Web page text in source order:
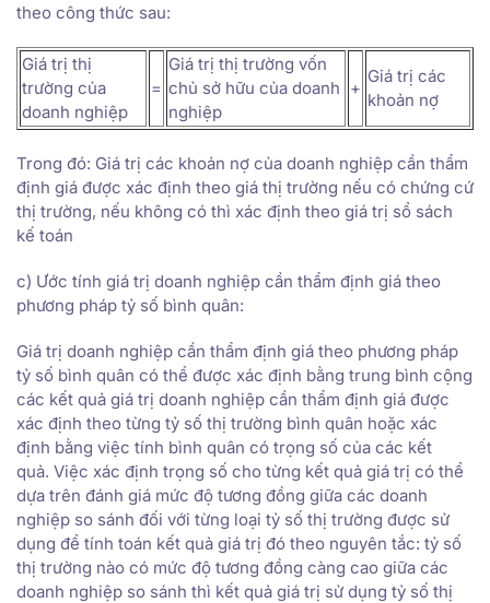
theo công thức sau:
Giá trị thị
trường của
doanh nghiệp
=
Giá trị thị trường vốn
chủ sở hữu của doanh
nghiệp
+
Giá trị các
khoản nợ
Trong đó: Giá trị các khoản nợ của doanh nghiệp cần thẩm
định giá được xác định theo giá thị trường nếu có chứng cứ
thị trường, nếu không có thì xác định theo giá trị sổ sách
kế toán
c) Ước tính giá trị doanh nghiệp cần thẩm định giá theo
phương pháp tỷ số bình quân:
Giá trị doanh nghiệp cần thẩm định giá theo phương pháp
tỷ số bình quân có thể được xác định bằng trung bình cộng
các kết quả giá trị doanh nghiệp cần thẩm định giá được
xác định theo từng tỷ số thị trường bình quân hoặc xác
định bằng việc tính bình quân có trọng số của các kết
quả. Việc xác định trọng số cho từng kết quả giá trị có thể
dựa trên đánh giá mức độ tương đồng giữa các doanh
nghiệp so sánh đối với từng loại tỷ số thị trường được sử
dụng để tính toán kết quả giá trị đó theo nguyên tắc: tỷ số
thị trường nào có mức độ tương đồng càng cao giữa các
doanh nghiệp so sánh thì kết quả giá trị sử dụng tỷ số thị